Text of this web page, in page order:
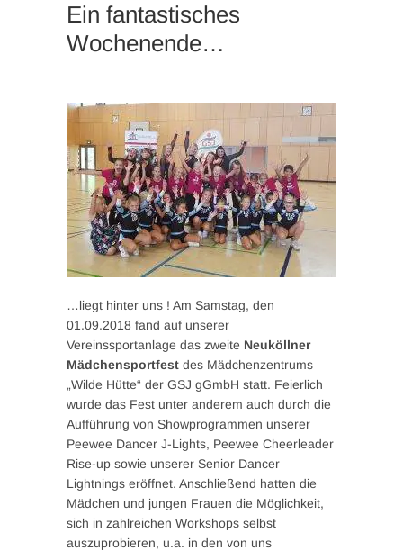
Ein fantastisches
Wochenende…
…liegt hinter uns ! Am Samstag, den
01.09.2018 fand auf unserer
Vereinssportanlage das zweite Neuköllner
Mädchensportfest des Mädchenzentrums
„Wilde Hütte“ der GSJ gGmbH statt. Feierlich
wurde das Fest unter anderem auch durch die
Aufführung von Showprogrammen unserer
Peewee Dancer J-Lights, Peewee Cheerleader
Rise-up sowie unserer Senior Dancer
Lightnings eröffnet. Anschließend hatten die
Mädchen und jungen Frauen die Möglichkeit,
sich in zahlreichen Workshops selbst
auszuprobieren, u.a. in den von uns